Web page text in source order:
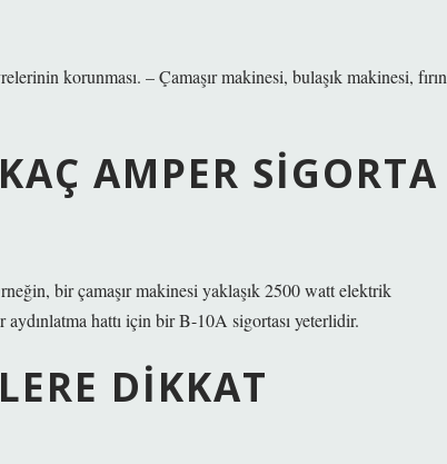
korunması. – Çamaşır makinesi, bulaşık makinesi, fırın
AMPER SIGORTA
bir çamaşır makinesi yaklaşık 2500 watt elektrik
hattı için bir B-10A sigortası yeterlidir.
DIKKAT